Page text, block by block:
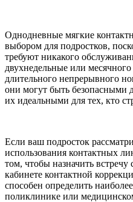
Однодневные мягкие
выбором для подростков,
требуют никакого
двухнедельные или
длительного непрерывного
они могут быть безопасными
их идеальными для тех, кто
Если ваш подросток
использования контактных
том, чтобы назначить
кабинете контактной
способен определить
поликлинике или